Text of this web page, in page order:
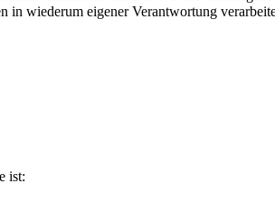
in wiederum eigener Verantwortung
ist: